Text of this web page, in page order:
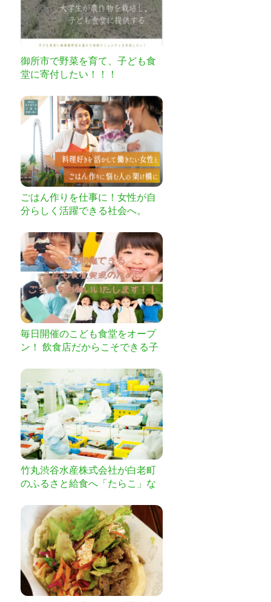
御所市で野菜を育て、子ども食
堂に寄付したい！！！
ごはん作りを仕事に！女性が自
分らしく活躍できる社会へ。
毎日開催のこども食堂をオープ
ン！ 飲食店だからこそできる子
い！！
竹丸渋谷水産株式会社が白老町
のふるさと給食へ「たらこ」な